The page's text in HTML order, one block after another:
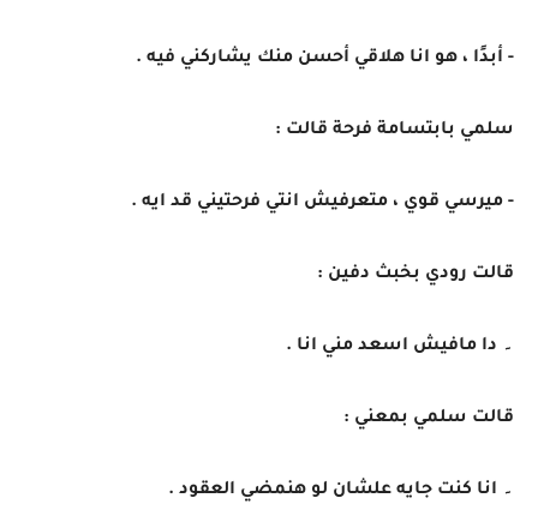
- أبدًا ، هو انا هلاقي أحسن منك يشاركني فيه .
سلمي بابتسامة فرحة قالت :
- ميرسي قوي ، متعرفيش انتي فرحتيني قد ايه .
قالت رودي بخبث دفين :
۔ دا مافيش اسعد مني انا .
قالت سلمي بمعني :
۔ انا كنت جايه علشان لو هنمضي العقود .